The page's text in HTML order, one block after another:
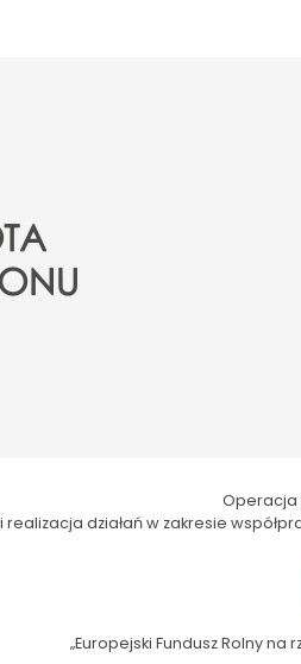
Operacja
działań w zakresie
„Europejski Fundusz Rolny